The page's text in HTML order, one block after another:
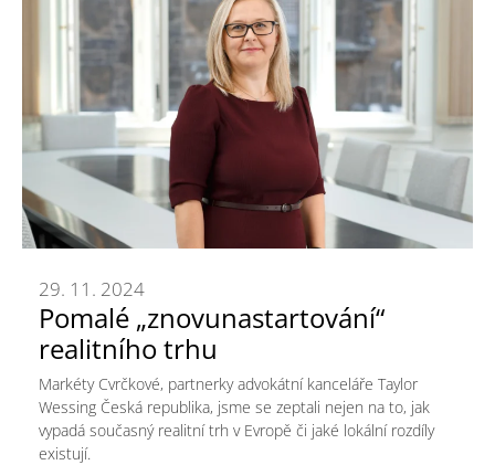
Pomalé „znovunastartování“
realitního trhu
29. 11. 2024
Markéty Cvrčkové, partnerky advokátní kanceláře Taylor
Wessing Česká republika, jsme se zeptali nejen na to, jak
vypadá současný realitní trh v Evropě či jaké lokální rozdíly
existují.